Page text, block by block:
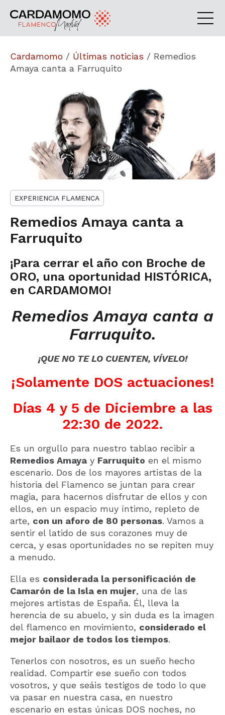
Cardamomo / Últimas noticias / Remedios
Amaya canta a Farruquito
EXPERIENCIA FLAMENCA
Remedios Amaya canta a
Farruquito
¡Para cerrar el año con Broche de
ORO, una oportunidad HISTÓRICA,
en CARDAMOMO!
Remedios Amaya canta a
Farruquito.
¡QUE NO TE LO CUENTEN, VÍVELO!
¡Solamente DOS actuaciones!
Días 4 y 5 de Diciembre a las
22:30 de 2022.
Es un orgullo para nuestro tablao recibir a
Remedios Amaya y Farruquito en el mismo
escenario. Dos de los mayores artistas de la
historia del Flamenco se juntan para crear
magia, para hacernos disfrutar de ellos y con
ellos, en un espacio muy íntimo, repleto de
arte, con un aforo de 80 personas. Vamos a
sentir el latido de sus corazones muy de
cerca, y esas oportunidades no se repiten muy
a menudo.
Ella es considerada la personificación de
Camarón de la Isla en mujer, una de las
mejores artistas de España. Él, lleva la
herencia de su abuelo, y sin duda es la imagen
del flamenco en movimiento, considerado el
mejor bailaor de todos los tiempos.
Tenerlos con nosotros, es un sueño hecho
realidad. Compartir ese sueño con todos
vosotros, y que seáis testigos de todo lo que
va pasar en nuestra casa, en nuestro
escenario en estas únicas DOS noches, no